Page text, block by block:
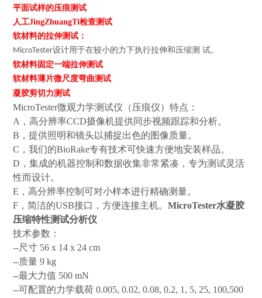
平面试样的压痕测试
人工JingZhuangTi检查测试
软材料的拉伸测试：
MicroTester设计用于在较小的力下执行拉伸和压缩测 试。
软材料固定一端拉伸测试
软材料薄片微尺度弯曲测试
凝胶剪切力测试
MicroTester微观力学测试仪（压痕仪）特点：
A，高分辨率CCD摄像机提供同步视频跟踪和分析。
B，提供照明和镜头以捕捉出色的图像质量。
C，我们的BioRake专有技术可快速方便地安装样品。
D，集成的机器控制和数据收集非常紧凑，专为测试灵活
性而设计。
E，高分辨率控制可对小样本进行精确测量。
F，简洁的USB接口，方便连接主机。MicroTester水凝胶
压缩特性测试分析仪
技术参数：
--尺寸 56 x 14 x 24 cm
--质量 9 kg
--最大力值 500 mN
--可配置的力学载荷 0.005, 0.02, 0.08, 0.2, 1, 5, 25, 100,500